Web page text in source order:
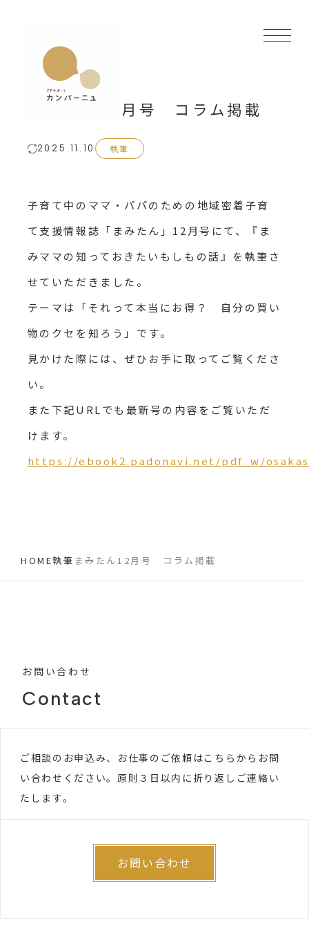
まみたん12月号 コラム掲載
2025.11.10 執筆
子育て中のママ・パパのための地域密着子育
て支援情報誌「まみたん」12月号にて、『ま
みママの知っておきたいもしもの話』を執筆さ
せていただきました。
テーマは「それって本当にお得？ 自分の買い
物のクセを知ろう」です。
見かけた際には、ぜひお手に取ってご覧くださ
い。
また下記URLでも最新号の内容をご覧いただ
けます。
https://ebook2.padonavi.net/pdf_w/
HOME執筆 まみたん12月号 コラム掲載
お問い合わせ
Contact
ご相談のお申込み、お仕事のご依頼はこちらからお問
い合わせください。原則３日以内に折り返しご連絡い
たします。
お問い合わせ